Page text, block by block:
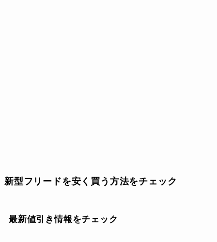
新型フリードを安く買う方法をチェック
最新値引き情報をチェック